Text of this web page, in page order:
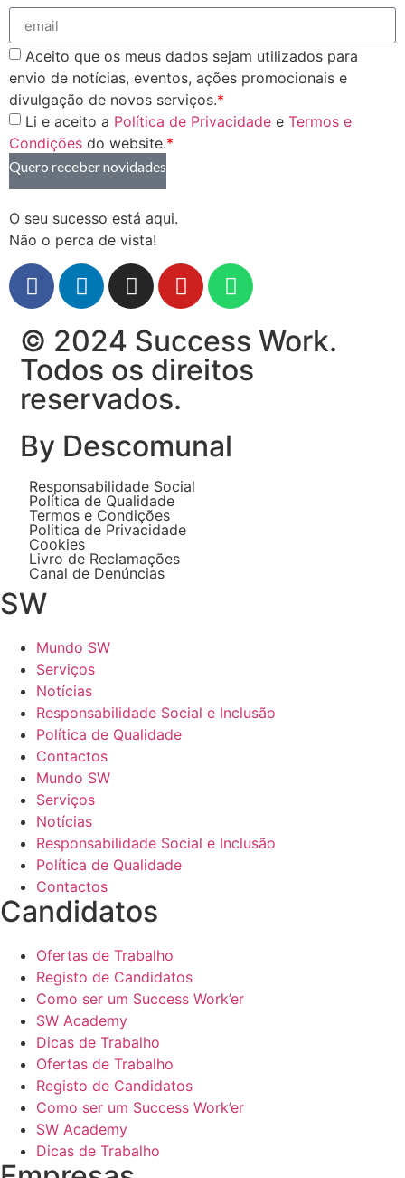
Aceito que os meus dados sejam utilizados para
envio de notícias, eventos, ações promocionais e
divulgação de novos serviços.*
Li e aceito a Política de Privacidade e Termos e
Condições do website.*
Quero receber novidades
O seu sucesso está aqui.
Não o perca de vista!
© 2024 Success Work.
Todos os direitos
reservados.
By Descomunal
Responsabilidade Social
Política de Qualidade
Termos e Condições
Politica de Privacidade
Cookies
Livro de Reclamações
Canal de Denúncias
SW
Mundo SW
Serviços
Notícias
Responsabilidade Social e Inclusão
Política de Qualidade
Contactos
Mundo SW
Serviços
Notícias
Responsabilidade Social e Inclusão
Política de Qualidade
Contactos
Candidatos
Ofertas de Trabalho
Registo de Candidatos
Como ser um Success Work’er
SW Academy
Dicas de Trabalho
Ofertas de Trabalho
Registo de Candidatos
Como ser um Success Work’er
SW Academy
Dicas de Trabalho